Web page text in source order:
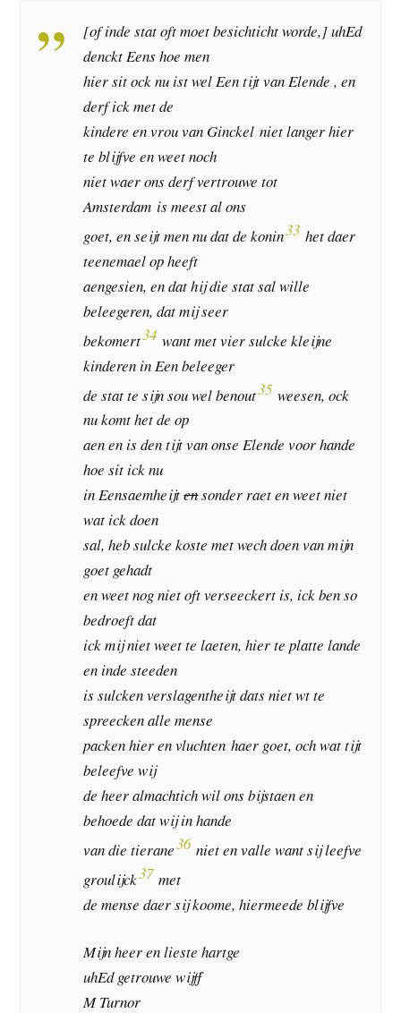
[of inde stat oft moet besichticht worde,] uhEd
denckt Eens hoe men
hier sit ock nu ist wel Een tijt van Elende , en
derf ick met de
kindere en vrou van Ginckel niet langer hier
te blijfve en weet noch
niet waer ons derf vertrouwe tot
Amsterdam is meest al ons
goet, en seijt men nu dat de konin33 het daer
teenemael op heeft
aengesien, en dat hij die stat sal wille
beleegeren, dat mij seer
bekomert34 want met vier sulcke kleijne
kinderen in Een beleeger
de stat te sijn sou wel benout35 weesen, ock
nu komt het de op
aen en is den tijt van onse Elende voor hande
hoe sit ick nu
in Eensaemheijtensonder raet en weet niet
wat ick doen
sal, heb sulcke koste met wech doen van mijn
goet gehadt
en weet nog niet oft verseeckert is, ick ben so
bedroeft dat
ick mij niet weet te laeten, hier te platte lande
en inde steeden
is sulcken verslagentheijt dats niet wt te
spreecken alle mense
packen hier en vluchten haer goet, och wat tijt
beleefve wij
de heer almachtich wil ons bijstaen en
behoede dat wij in hande
van die tierane36 niet en valle want sij leefve
groulijck37 met
de mense daer sij koome, hiermeede blijfve
Mijn heer en lieste hartge
uhEd getrouwe wijff
M Turnor